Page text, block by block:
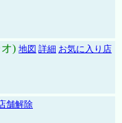
) 地図 詳細 お気に入り店
舗解除